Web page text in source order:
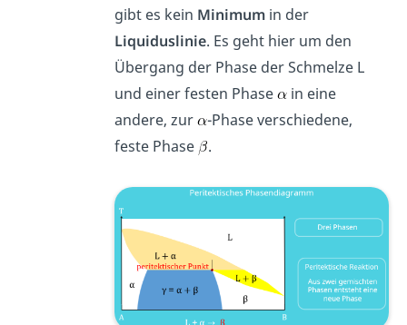
gibt es kein Minimum in der
Liquiduslinie. Es geht hier um den
Übergang der Phase der Schmelze L
und einer festen Phase
in eine
andere, zur -Phase verschiedene,
feste Phase
.